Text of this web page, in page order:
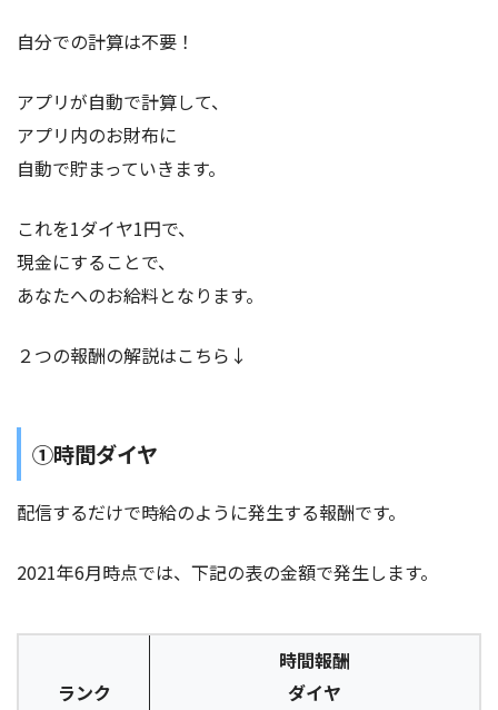
自分での計算は不要！
アプリが自動で計算して、
アプリ内のお財布に
自動で貯まっていきます。
これを1ダイヤ1円で、
現金にすることで、
あなたへのお給料となります。
２つの報酬の解説はこちら↓
①時間ダイヤ
配信するだけで時給のように発生する報酬です。
2021年6月時点では、下記の表の金額で発生します。
ランク
時間報酬
ダイヤ